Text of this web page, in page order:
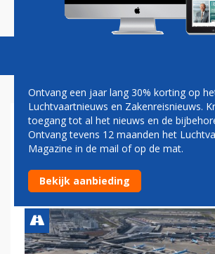
Magazine Podcasts
SCHIPHOL KOMT OP
STARTS EN
BASIS VAN
Ontvang een jaar lang 30% korting op
Luchtvaartnieuws en Zakenreisnieuws.
toegang tot al het nieuws en de
Ontvang tevens 12 maanden het
Magazine in de mail of op de mat.
Bekijk aanbieding